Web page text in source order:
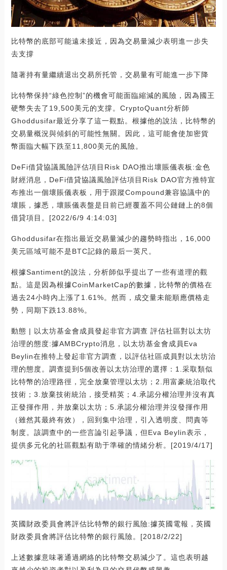
比特幣的底部可能遠未接近，因為交易量減少表明進一步失
去支撐
隨著持有量繼續退出交易所托管，交易量有可能進一步下降
比特幣保持“綠色控制”的機會可能面臨縮減的風險，因為國王
硬幣失去了19,500美元的支撐。CryptoQuant分析師
Ghoddusifar最近分享了這一觀點。根據他的說法，比特幣的
交易量概況與傾斜的可能性無關。因此，這可能會使加密貨
幣面臨大幅下跌至11,800美元的風險。
DeFi借貸協議風險評估項目Risk DAO推出壞賬儀表板:金色
財經消息，DeFi借貸協議風險評估項目Risk DAO官方推特宣
布推出一個壞賬儀表板，用于跟蹤Compound兼容協議中的
壞賬，據悉，壞賬儀表盤是目前已經覆蓋不同公鏈鏈上的8個
借貸項目。[2022/6/9 4:14:03]
Ghoddusifar在指出最近交易量減少的趨勢時指出，16,000
美元區域可能不是BTC記錄的最后一英尺。
根據Santiment的說法，分析師似乎提出了一些有道理的觀
點。這是因為根據CoinMarketCap的數據，比特幣的價格在
過去24小時內上漲了1.61%。然而，成交量未能順應價格走
勢，同期下跌13.88%。
動態 | 以太坊基金會成員發起非官方調查 評估社區對以太坊
治理的態度:據AMBCrypto消息，以太坊基金會成員Eva
Beylin在推特上發起非官方調查，以評估社區成員對以太坊治
理的態度。調查提到5個改善以太坊治理的選擇：1.采取類似
比特幣的治理路徑，完全放棄管理以太坊；2.用富豪統治取代
技術；3.放棄技術統治，接受精英；4.承認分權治理并沒有真
正發揮作用，并放棄以太坊；5.承認分權治理并沒發揮作用
（雖然其最終有效），回到集中治理，引入透明度、問責等
制度。該調查中的一些言論引起爭議，但Eva Beylin表示，
提供多元化的社區觀點有助于準確的情緒分析。[2019/4/17]
英國財政委員會將評估比特幣的銀行風險:據英國電報，英國
財政委員會將評估比特幣的銀行風險。[2018/2/22]
上述數據意味著通過網絡的比特幣交易減少了。這也表明越